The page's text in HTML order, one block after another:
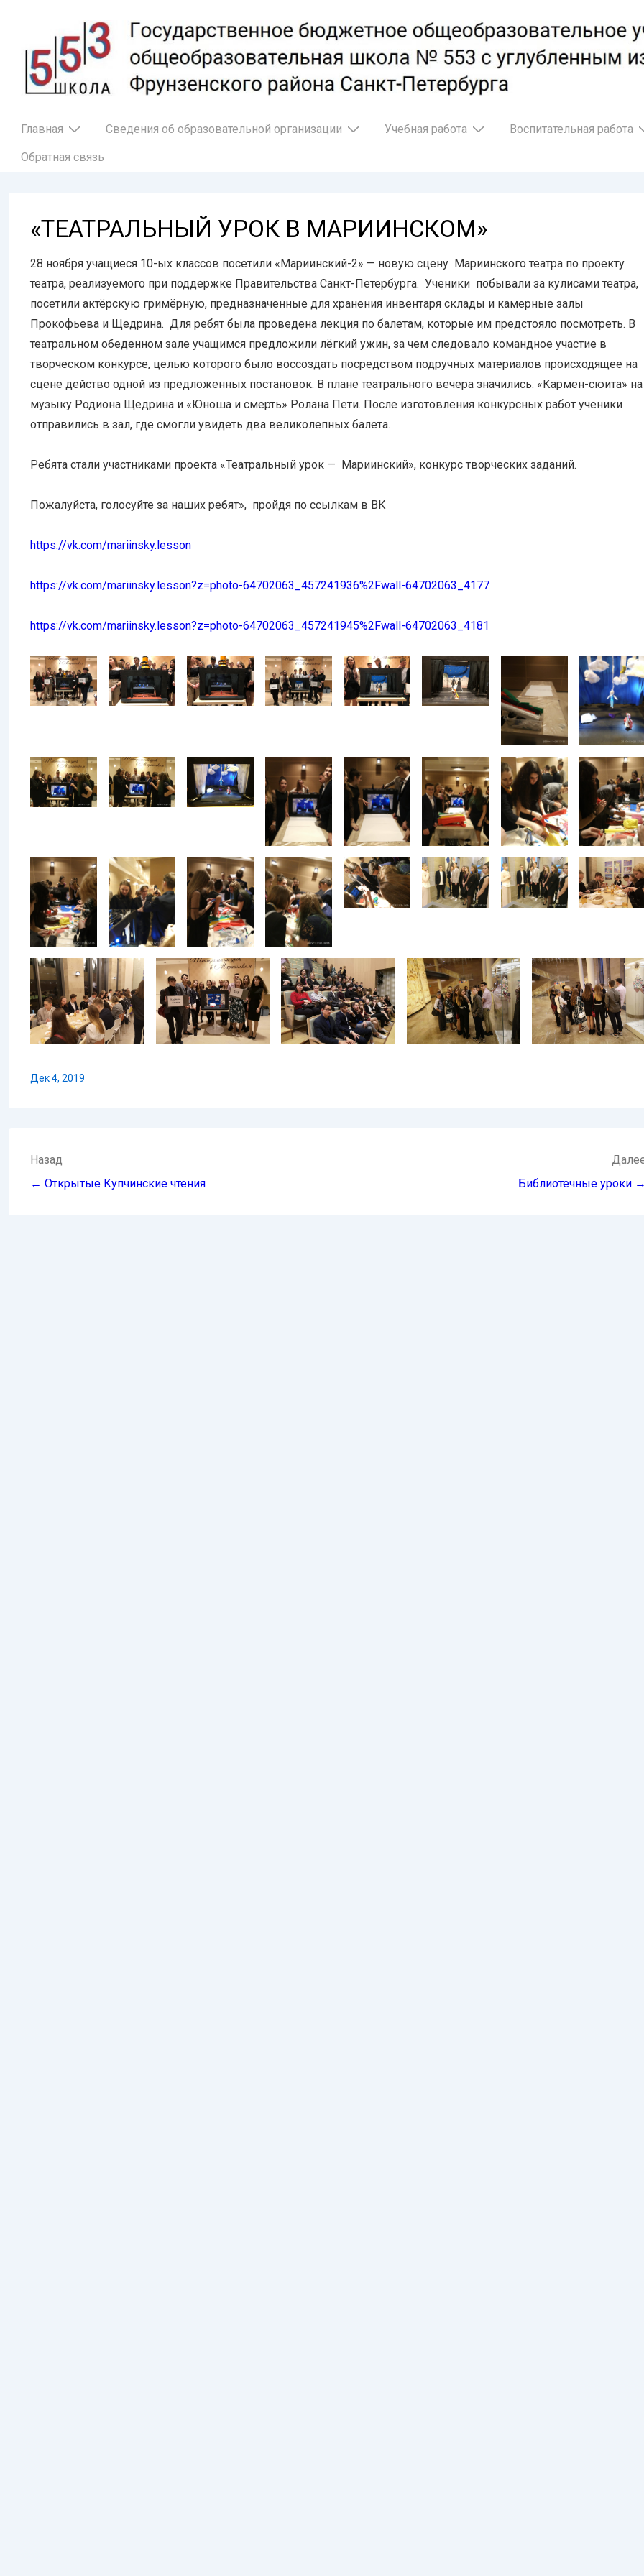
основному
содержимому
Основная
Главная Сведения об образовательной организации Учебная работа Воспитательная работа
Обратная связь
«ТЕАТРАЛЬНЫЙ УРОК В МАРИИНСКОМ»
28 ноября учащиеся 10-ых классов посетили «Мариинский-2» — новую сцену Мариинского театра по проекту
театра, реализуемого при поддержке Правительства Санкт-Петербурга. Ученики побывали за кулисами театра,
посетили актёрскую гримёрную, предназначенные для хранения инвентаря склады и камерные залы
Прокофьева и Щедрина. Для ребят была проведена лекция по балетам, которые им предстояло посмотреть. В
театральном обеденном зале учащимся предложили лёгкий ужин, за чем следовало командное участие в
творческом конкурсе, целью которого было воссоздать посредством подручных материалов происходящее на
сцене действо одной из предложенных постановок. В плане театрального вечера значились: «Кармен-сюита» на
музыку Родиона Щедрина и «Юноша и смерть» Ролана Пети. После изготовления конкурсных работ ученики
отправились в зал, где смогли увидеть два великолепных балета.
Ребята стали участниками проекта «Театральный урок — Мариинский», конкурс творческих заданий.
Пожалуйста, голосуйте за наших ребят», пройдя по ссылкам в ВК
https://vk.com/mariinsky.lesson
https://vk.com/mariinsky.lesson?z=photo-64702063_ 457241936%2Fwall-64702063_4177
https://vk.com/mariinsky.lesson?z=photo-64702063_ 457241945%2Fwall-64702063_4181
Дек 4, 2019
Навигация
по
Назад
← Открытые Купчинские чтения
Библиотечные уроки